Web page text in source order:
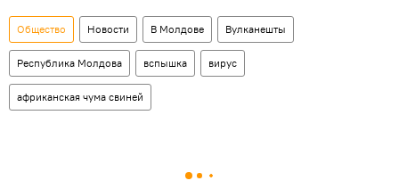
Общество Новости В Молдове Вулканешты
Республика Молдова вспышка вирус
африканская чума свиней